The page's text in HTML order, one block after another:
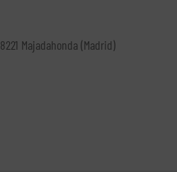
Majadahonda (Madrid)